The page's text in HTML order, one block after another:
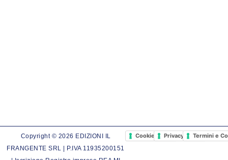
Copyright © 2026 EDIZIONI IL
FRANGENTE SRL | P.IVA 11935200151
Cookie PolicyPrivacy PolicyTermini e